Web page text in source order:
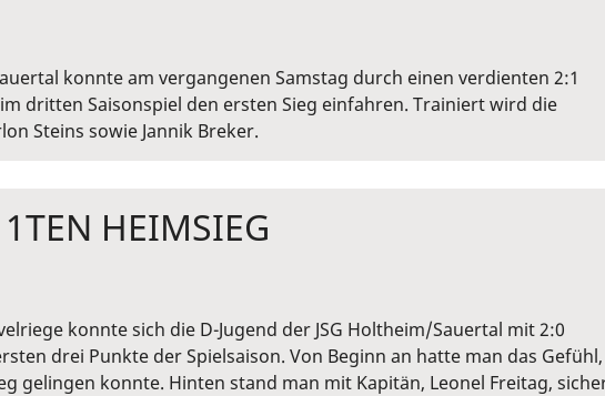
konnte am vergangenen Samstag durch einen verdienten 2:1
dritten Saisonspiel den ersten Sieg einfahren. Trainiert wird die
Steins sowie Jannik Breker.
HEIMSIEG
konnte sich die D-Jugend der JSG Holtheim/Sauertal mit 2:0
drei Punkte der Spielsaison. Von Beginn an hatte man das Gefühl,
gelingen konnte. Hinten stand man mit Kapitän, Leonel Freitag,